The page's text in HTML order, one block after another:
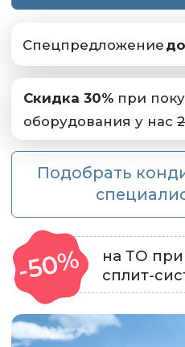
Поможем не переплатить
за кондиционер
Подберем модели под ваши
пожелания, бюджет и планировку